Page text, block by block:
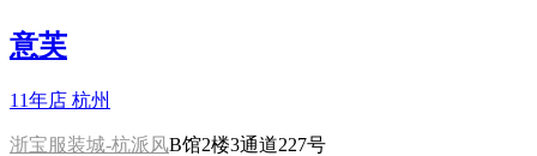
意芙
11年店 杭州
浙宝服装城-杭派风B馆2楼3通道227号